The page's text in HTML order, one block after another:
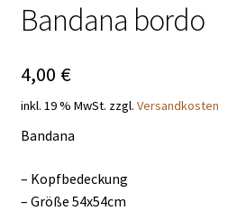
ACCESSOIRES
THEMENWELTEN
DE
Bandana bordo
4,00 €
inkl. 19 % MwSt. zzgl. Versandkosten
Bandana
– Kopfbedeckung
– Größe 54x54cm